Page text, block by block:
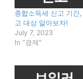
종합소득세 신고 기간,
고 대상 알아보자!
July 7, 2023
In "경제"